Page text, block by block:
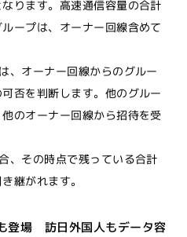
ります。高速通信容量の合計
ープは、オーナー回線含めて
、オーナー回線からのグルー
否を判断します。他のグルー
のオーナー回線から招待を受
、その時点で残っている合計
継がれます。
登場 訪日外国人もデータ容